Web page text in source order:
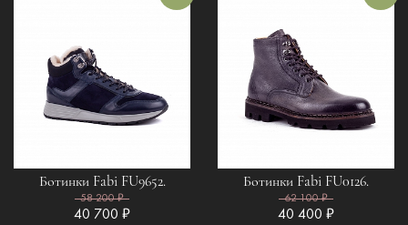
Ботинки Fabi FU9652.
58 200 ₽
40 700 ₽
Ботинки Fabi FU0126.
62 100 ₽
40 400 ₽